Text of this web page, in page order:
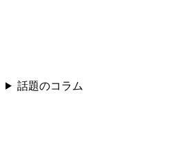
話題のコラム